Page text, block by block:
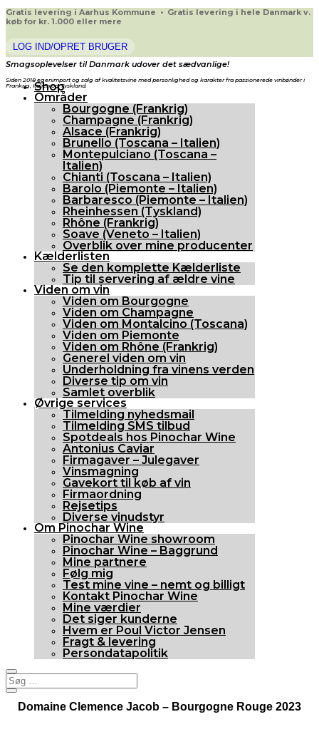
Gratis levering i Aarhus Kommune • Gratis levering i hele Danmark v.
køb for kr. 1.000 eller mere
LOG IND/OPRET BRUGER
Smagsoplevelser til Danmark udover det sædvanlige!
Siden 2018 egenimport og salg af kvalitetsvine med personlighed og karakter fra passionerede vinbønder i
Frankrig, Italien og Tyskland.
Shop
Områder
Bourgogne (Frankrig)
Champagne (Frankrig)
Alsace (Frankrig)
Brunello (Toscana – Italien)
Montepulciano (Toscana –
Italien)
Chianti (Toscana – Italien)
Barolo (Piemonte – Italien)
Barbaresco (Piemonte – Italien)
Rheinhessen (Tyskland)
Rhône (Frankrig)
Soave (Veneto – Italien)
Overblik over mine producenter
Kælderlisten
Se den komplette Kælderliste
Tip til servering af ældre vine
Viden om vin
Viden om Bourgogne
Viden om Champagne
Viden om Montalcino (Toscana)
Viden om Piemonte
Viden om Rhône (Frankrig)
Generel viden om vin
Underholdning fra vinens verden
Diverse tip om vin
Samlet overblik
Øvrige services
Tilmelding nyhedsmail
Tilmelding SMS tilbud
Spotdeals hos Pinochar Wine
Antonius Caviar
Firmagaver – Julegaver
Vinsmagning
Gavekort til køb af vin
Firmaordning
Rejsetips
Diverse vinudstyr
Om Pinochar Wine
Pinochar Wine showroom
Pinochar Wine – Baggrund
Mine partnere
Følg mig
Test mine vine – nemt og billigt
Kontakt Pinochar Wine
Mine værdier
Det siger kunderne
Hvem er Poul Victor Jensen
Fragt & levering
Persondatapolitik
Domaine Clemence Jacob – Bourgogne Rouge 2023